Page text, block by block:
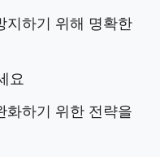
지하기 위해 명확한
요
화하기 위한 전략을